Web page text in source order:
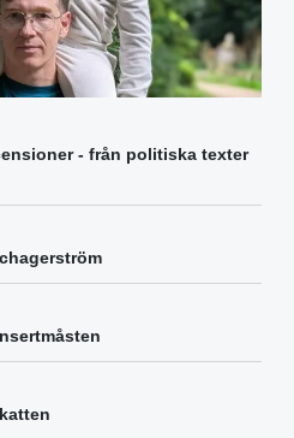
- från politiska texter